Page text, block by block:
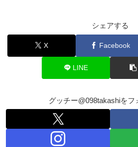
シェアする
X Facebook
LINE
グッチー@098takashiをフ